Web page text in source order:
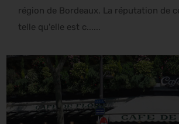
région de Bordeaux. La réputation de
telle qu'elle est c......